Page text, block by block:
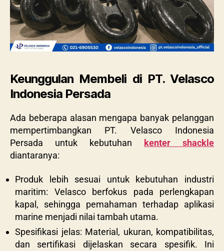
Keunggulan Membeli di PT. Velasco
Indonesia Persada
Ada beberapa alasan mengapa banyak pelanggan
mempertimbangkan PT. Velasco Indonesia
Persada untuk kebutuhan
kenter shackle
diantaranya:
Produk lebih sesuai untuk kebutuhan industri
maritim: Velasco berfokus pada perlengkapan
kapal, sehingga pemahaman terhadap aplikasi
marine menjadi nilai tambah utama.
Spesifikasi jelas: Material, ukuran, kompatibilitas,
dan sertifikasi dijelaskan secara spesifik. Ini